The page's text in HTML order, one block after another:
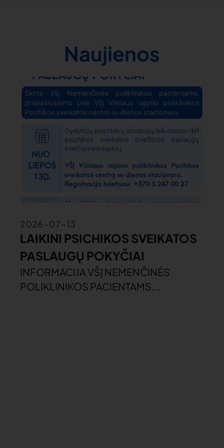
Naujienos
2026-07-13
LAIKINI PSICHIKOS SVEIKATOS
PASLAUGŲ POKYČIAI
INFORMACIJA VŠĮ NEMENČINĖS
POLIKLINIKOS PACIENTAMS,